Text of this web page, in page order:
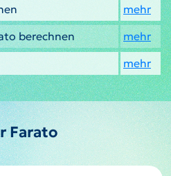
mehr
berechnen
mehr
mehr
Farato